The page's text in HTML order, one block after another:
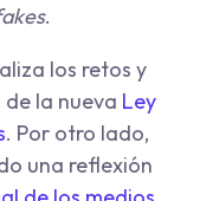
.
los retos y
la nueva Ley
. Por otro lado,
una reflexión